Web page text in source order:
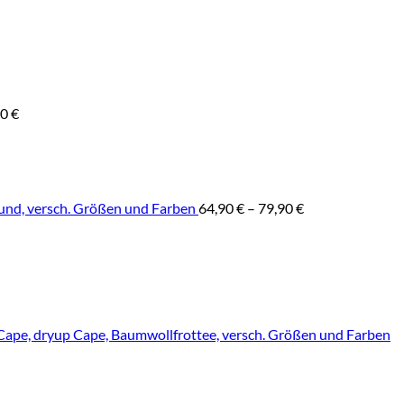
€
versch. Größen und Farben 64,90€ – 79,90€
dryup Cape, Baumwollfrottee, versch. Größen und Farben